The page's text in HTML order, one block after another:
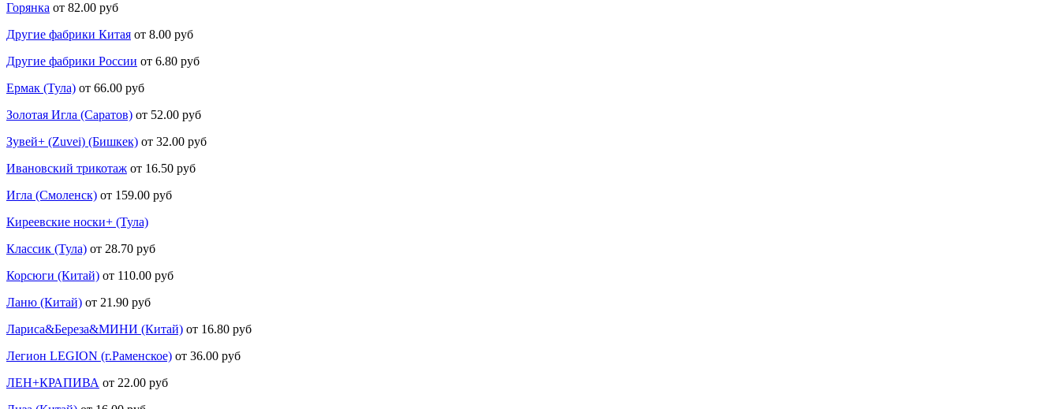
Горянка от 82.00 руб
Другие фабрики Китая от 8.00 руб
Другие фабрики России от 6.80 руб
Ермак (Тула) от 66.00 руб
Золотая Игла (Саратов) от 52.00 руб
Зувей+ (Zuvei) (Бишкек) от 32.00 руб
Ивановский трикотаж от 16.50 руб
Игла (Смоленск) от 159.00 руб
Киреевские носки+ (Тула)
Классик (Тула) от 28.70 руб
Корсюги (Китай) от 110.00 руб
Ланю (Китай) от 21.90 руб
Лариса&Береза&МИНИ (Китай) от 16.80 руб
Легион LEGION (г.Раменское) от 36.00 руб
ЛЕН+КРАПИВА от 22.00 руб